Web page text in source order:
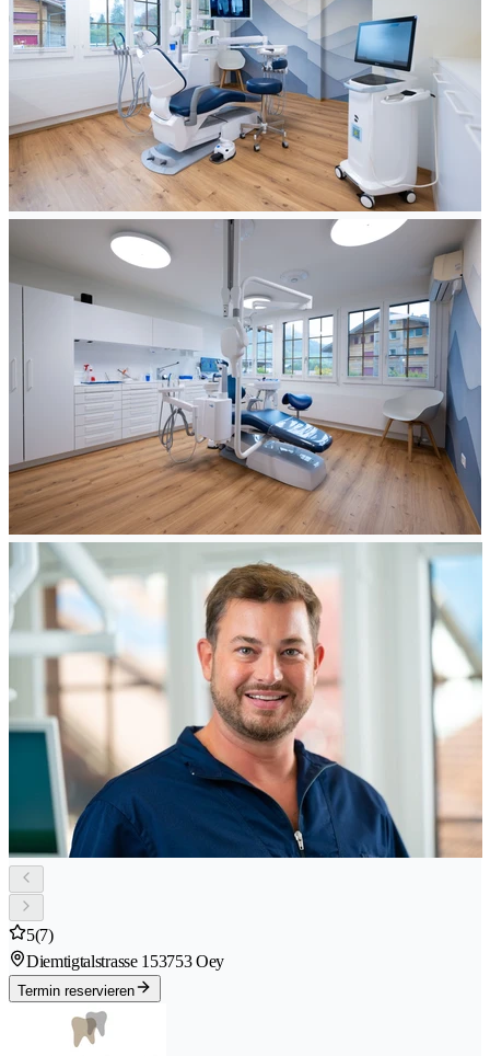
5(7)
Diemtigtalstrasse 153753 Oey
Termin reservieren